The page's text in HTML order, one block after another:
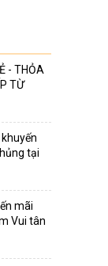
- THỎA
TỪ
tại
mãi
Vui tân